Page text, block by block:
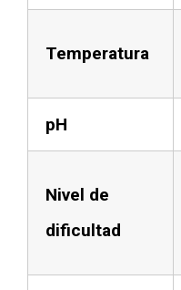
Temperatura
pH
Nivel de
dificultad